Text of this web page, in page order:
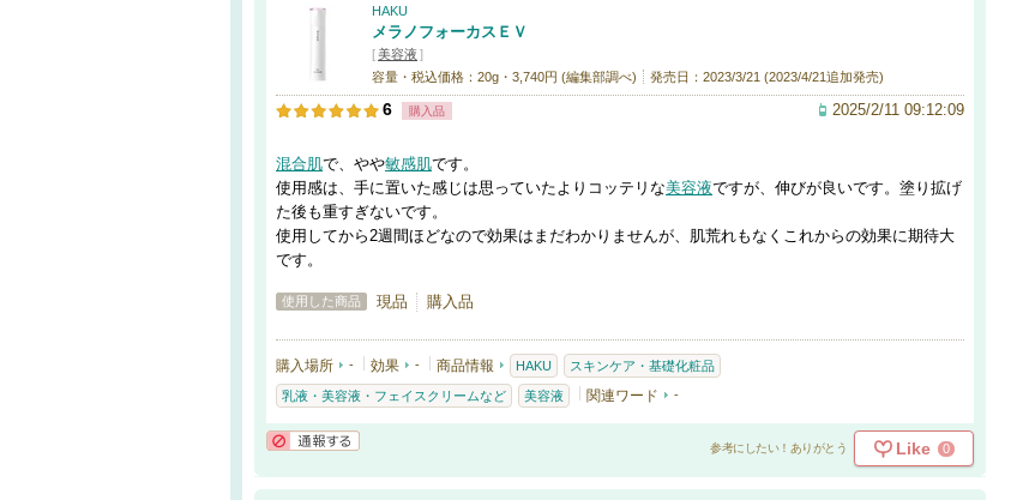
HAKU
メラノフォーカスＥＶ
[美容液]
容量・税込価格：20g・3,740円 (編集部調べ)
発売日：2023/3/21 (2023/4/21追加発売)
6 購入品 2025/2/11 09:12:09
混合肌で、やや敏感肌です。
使用感は、手に置いた感じは思っていたよりコッテリな美容液ですが、伸びが良いです。塗り拡げ
た後も重すぎないです。
使用してから2週間ほどなので効果はまだわかりませんが、肌荒れもなくこれからの効果に期待大
です。
使用した商品 現品 購入品
購入場所 - 効果 - 商品情報 HAKU スキンケア・基礎化粧品
乳液・美容液・フェイスクリームなど 美容液 関連ワード -
参考にしたい！ありがとう Like 0